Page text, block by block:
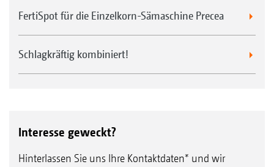
FertiSpot für die Einzelkorn-Sämaschine Precea
Schlagkräftig kombiniert!
Interesse geweckt?
Hinterlassen Sie uns Ihre Kontaktdaten* und wir